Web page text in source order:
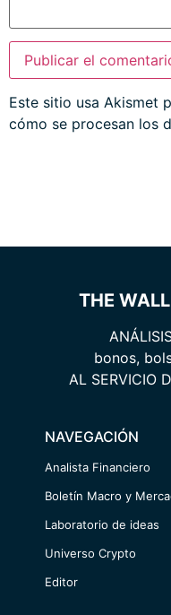
Este sitio usa Akismet
cómo se procesan los
THE
bonos,
AL SERVICIO
NAVEGACIÓN
Analista Financiero
Boletín Macro y
Laboratorio de ideas
Universo Crypto
Editor